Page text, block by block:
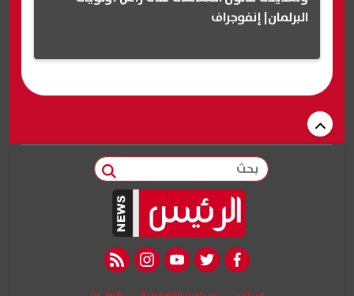
البرلمان| إنفوجراف
بحث
facebook
twitter
youtube
instagram
rss feed